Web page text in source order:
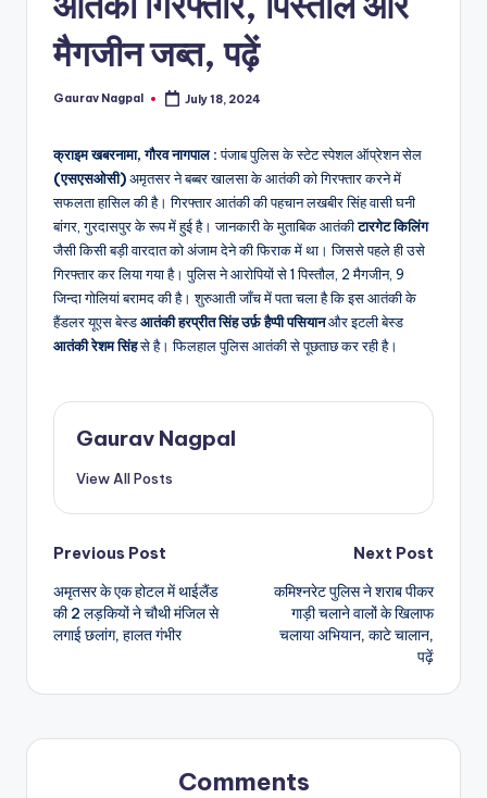
m
मैगजीन जब्त, पढ़ें
Posted
Gaurav Nagpal July 18, 2024
क्राइम खबरनामा, गौरव नागपाल :पंजाब पुलिस के स्टेट स्पेशल ऑप्रेशन सेल
(एसएसओसी)अमृतसर ने बब्बर खालसा के आतंकी को गिरफ्तार करने में
सफलता हासिल की है। गिरफ्तार आतंकी की पहचान लखबीर सिंह वासी घनी
बांगर, गुरदासपुर के रूप में हुई है। जानकारी के मुताबिक आतंकीटारगेट किलिंग
जैसी किसी बड़ी वारदात को अंजाम देने की फिराक में था। जिससे पहले ही उसे
गिरफ्तार कर लिया गया है। पुलिस ने आरोपियों से 1 पिस्तौल, 2 मैगजीन, 9
जिन्दा गोलियां बरामद की है। शुरुआती जाँच में पता चला है कि इस आतंकी के
हैंडलर यूएस बेस्डआतंकी हरप्रीत सिंह उर्फ़ हैप्पी पसियानऔर इटली बेस्ड
आतंकी रेशम सिंहसे है। फिलहाल पुलिस आतंकी से पूछताछ कर रही है।
Gaurav Nagpal
View All Posts
Post
navigation
Previous Post
अमृतसर के एक होटल में थाईलैंड
की 2 लड़कियों ने चौथी मंजिल से
लगाई छलांग, हालत गंभीर
Next Post
कमिश्नरेट पुलिस ने शराब पीकर
गाड़ी चलाने वालों के खिलाफ
चलाया अभियान, काटे चालान,
पढ़ें
Comments